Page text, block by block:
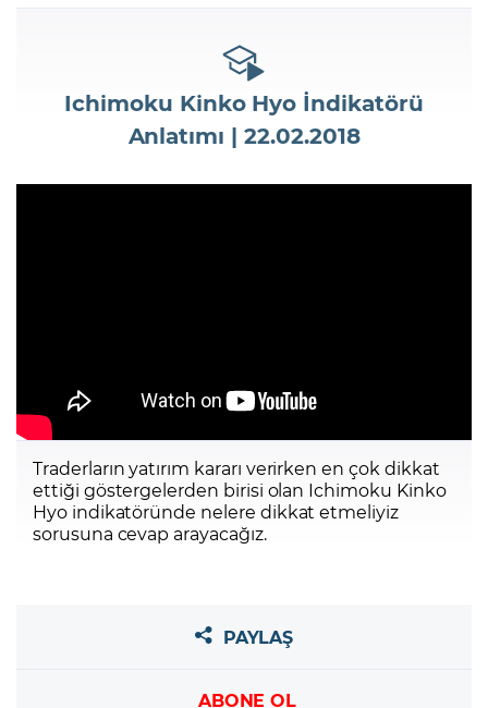
Şifreniz
Şifremi Unuttum
Ichimoku Kinko Hyo İndikatörü
Anlatımı | 22.02.2018
Traderların yatırım kararı verirken en çok dikkat
ettiği göstergelerden birisi olan Ichimoku Kinko
Hyo indikatöründe nelere dikkat etmeliyiz
sorusuna cevap arayacağız.
PAYLAŞ
ABONE OL